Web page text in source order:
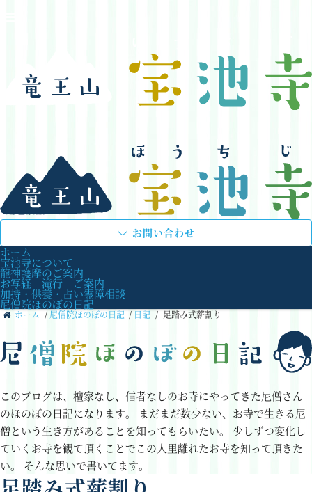
お問い合わせ
ホーム
宝池寺について
龍神護摩のご案内
お写経 滝行 ご案内
加持・供養・占い霊障相談
尼僧院ほのぼの日記
ホーム / 尼僧院ほのぼの日記 / 日記 / 足踏み式薪割り
このブログは、檀家なし、信者なしのお寺にやってきた尼僧さん
のほのぼの日記になります。 まだまだ数少ない、お寺で生きる尼
僧という生き方があることを知ってもらいたい。
少しずつ変化し
ていくお寺を観て頂くことでこの人里離れたお寺を知って頂きた
い。 そんな思いで書いてます。